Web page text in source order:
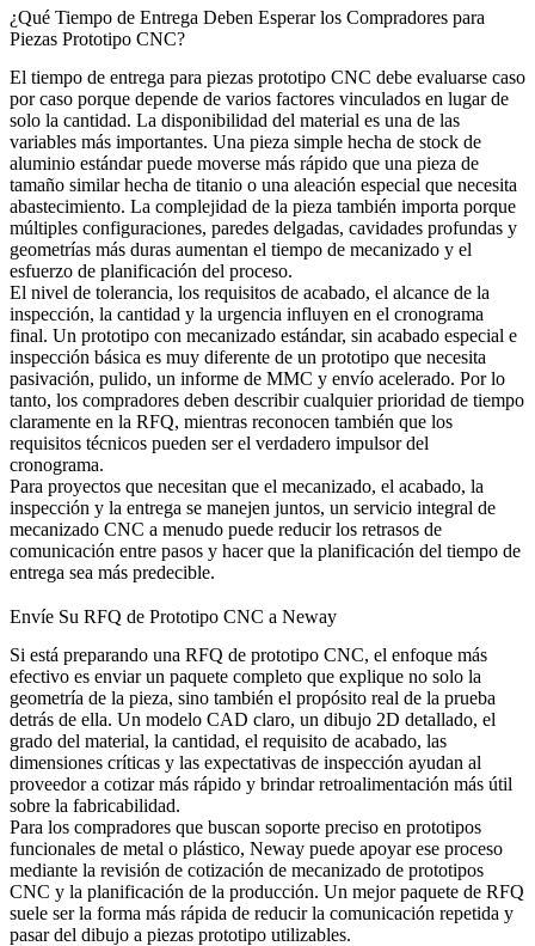
¿Qué Tiempo de Entrega Deben Esperar los Compradores para
Piezas Prototipo CNC?
El tiempo de entrega para piezas prototipo CNC debe evaluarse caso
por caso porque depende de varios factores vinculados en lugar de
solo la cantidad. La disponibilidad del material es una de las
variables más importantes. Una pieza simple hecha de stock de
aluminio estándar puede moverse más rápido que una pieza de
tamaño similar hecha de titanio o una aleación especial que necesita
abastecimiento. La complejidad de la pieza también importa porque
múltiples configuraciones, paredes delgadas, cavidades profundas y
geometrías más duras aumentan el tiempo de mecanizado y el
esfuerzo de planificación del proceso.
El nivel de tolerancia, los requisitos de acabado, el alcance de la
inspección, la cantidad y la urgencia influyen en el cronograma
final. Un prototipo con mecanizado estándar, sin acabado especial e
inspección básica es muy diferente de un prototipo que necesita
pasivación, pulido, un informe de MMC y envío acelerado. Por lo
tanto, los compradores deben describir cualquier prioridad de tiempo
claramente en la RFQ, mientras reconocen también que los
requisitos técnicos pueden ser el verdadero impulsor del
cronograma.
Para proyectos que necesitan que el mecanizado, el acabado, la
inspección y la entrega se manejen juntos, un servicio integral de
mecanizado CNC a menudo puede reducir los retrasos de
comunicación entre pasos y hacer que la planificación del tiempo de
entrega sea más predecible.
Envíe Su RFQ de Prototipo CNC a Neway
Si está preparando una RFQ de prototipo CNC, el enfoque más
efectivo es enviar un paquete completo que explique no solo la
geometría de la pieza, sino también el propósito real de la prueba
detrás de ella. Un modelo CAD claro, un dibujo 2D detallado, el
grado del material, la cantidad, el requisito de acabado, las
dimensiones críticas y las expectativas de inspección ayudan al
proveedor a cotizar más rápido y brindar retroalimentación más útil
sobre la fabricabilidad.
Para los compradores que buscan soporte preciso en prototipos
funcionales de metal o plástico, Neway puede apoyar ese proceso
mediante la revisión de cotización de mecanizado de prototipos
CNC y la planificación de la producción. Un mejor paquete de RFQ
suele ser la forma más rápida de reducir la comunicación repetida y
pasar del dibujo a piezas prototipo utilizables.